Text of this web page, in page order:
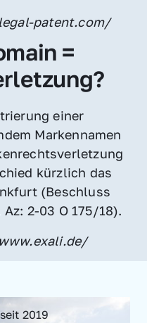
patent.com/
=
einer
Markennamen
kürzlich das
(Beschluss
2-03 O 175/18).
2019